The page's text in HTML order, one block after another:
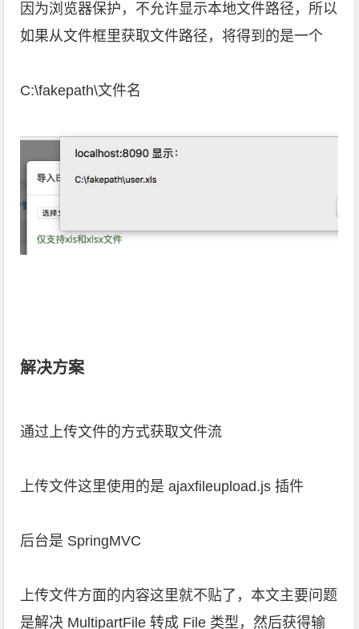
因为浏览器保护，不允许显示本地文件路径，所以
如果从文件框里获取文件路径，将得到的是一个
C:\fakepath\文件名
解决方案
通过上传文件的方式获取文件流
上传文件这里使用的是 ajaxfileupload.js 插件
后台是 SpringMVC
上传文件方面的内容这里就不贴了，本文主要问题
是解决 MultipartFile 转成 File 类型，然后获得输